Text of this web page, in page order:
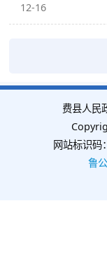
12-16
费县人民
网站标识码
鲁